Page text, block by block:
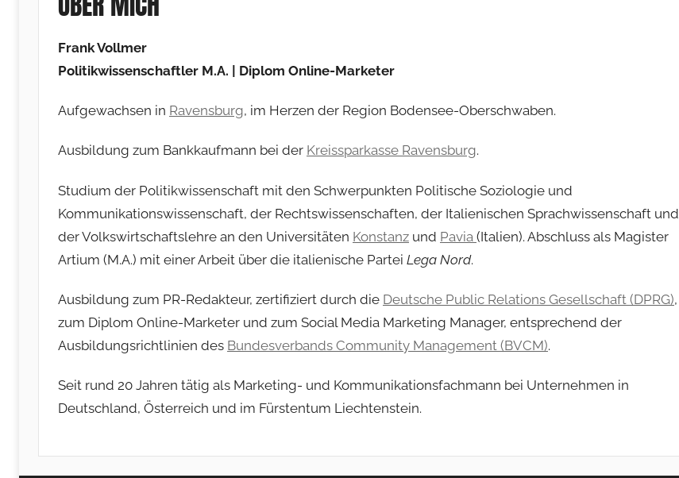
Frank Vollmer
Politikwissenschaftler M.A. | Diplom Online-Marketer
Aufgewachsen in Ravensburg, im Herzen der Region Bodensee-Oberschwaben.
Ausbildung zum Bankkaufmann bei der Kreissparkasse Ravensburg.
Studium der Politikwissenschaft mit den Schwerpunkten Politische Soziologie und
Kommunikationswissenschaft, der Rechtswissenschaften, der Italienischen Sprachwissenschaft und
der Volkswirtschaftslehre an den Universitäten Konstanz und Pavia (Italien). Abschluss als Magister
Artium (M.A.) mit einer Arbeit über die italienische Partei Lega Nord.
Ausbildung zum PR-Redakteur, zertifiziert durch die Deutsche Public Relations Gesellschaft (DPRG),
zum Diplom Online-Marketer und zum Social Media Marketing Manager, entsprechend der
Ausbildungsrichtlinien des Bundesverbands Community Management (BVCM).
Seit rund 20 Jahren tätig als Marketing- und Kommunikationsfachmann bei Unternehmen in
Deutschland, Österreich und im Fürstentum Liechtenstein.